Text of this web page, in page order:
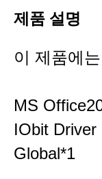
제품 설명
이 제품에
MS
IObit
Global*1